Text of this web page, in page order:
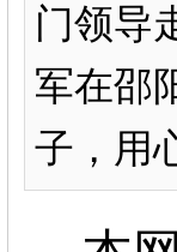
门领导
军在邵
子，用